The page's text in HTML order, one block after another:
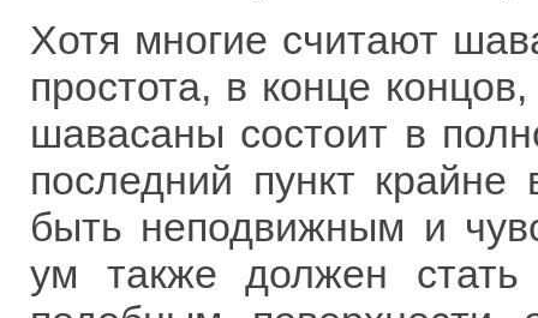
Хотя многие считают
простота, в конце
шавасаны состоит в
последний пункт
быть неподвижным и
ум также должен стать